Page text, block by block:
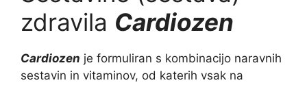
zdravila Cardiozen
Cardiozen je formuliran s kombinacijo naravnih
sestavin in vitaminov, od katerih vsak na